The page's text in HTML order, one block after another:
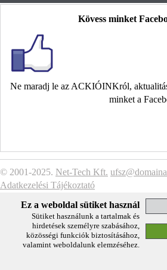
Kövess minket
Ne maradj le az ACKIÓINKról,
minket a
© 2001-2025. Net-Tech Kft.
Adatkezelési Tájékoztató
Ez a weboldal sütiket használ
Sütiket használunk a tartalmak és
hirdetések személyre szabásához,
közösségi funkciók biztosításához,
valamint weboldalunk elemzéséhez.